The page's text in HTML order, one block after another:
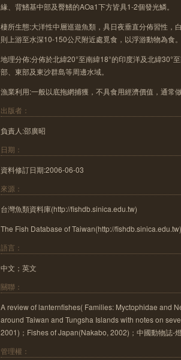
緣、背鰭基中部及臀鰭的AOa1下方皆具1-2個發光鱗。
棲所生態:大洋性中層巡遊魚類，具日夜垂直分佈習性，
則上游至水深10-150公尺附近處覓食，以浮游動物為食。
地理分佈:分佈於北緯20°至南緯18°的印度洋及北緯30°
部、東部及東沙群島等周邊水域。
漁業利用:一般以底拖網捕獲，不具食用經濟價值，通常做
出版者：
負責人:邵廣昭
日期：
資料修訂日期:2006-06-03
來源：
台灣魚類資料庫(http://fishdb.sinica.edu.tw)
The Fish Database of Taiwan(http://fishdb.sinica.edu.tw)
語言：
中文；英文
關聯：
A review of lanternfishes( Families: Myctophidae and
around Taiwan and Tungsha Islands with notes on
2001)；Fishes of Japan(Nakabo, 2002)；中國動物誌-
管理權：